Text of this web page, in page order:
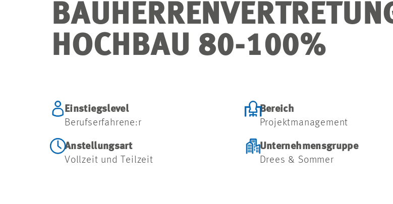
HOCHBAU 80-100%
Einstiegslevel
Berufserfahrene:r
Bereich
Projektmanagement
Anstellungsart
Vollzeit und Teilzeit
Unternehmensgruppe
Drees & Sommer